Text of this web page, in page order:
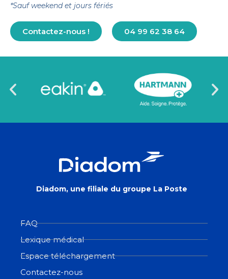
*Sauf weekend et jours fériés
Contactez-nous ! 04 99 62 38 64
Diadom, une filiale du groupe La Poste
FAQ
Lexique médical
Espace téléchargement
Contactez-nous